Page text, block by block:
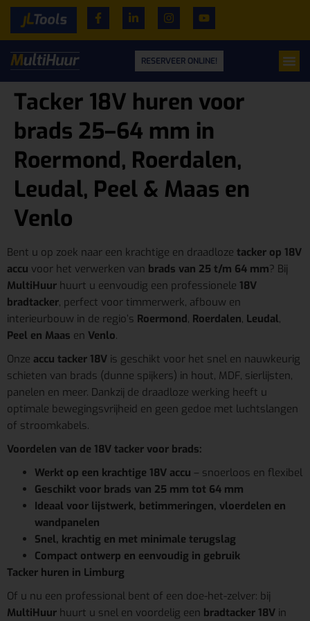
RESERVEER ONLINE!
Tacker 18V huren voor
brads 25–64 mm in
Roermond, Roerdalen,
Leudal, Peel & Maas en
Venlo
Bent u op zoek naar een krachtige en draadloze tacker op 18V
accu voor het verwerken van brads van 25 t/m 64 mm? Bij
MultiHuur huurt u eenvoudig een professionele 18V
bradtacker, perfect voor timmerwerk, afbouw en
interieurbouw in de regio’s Roermond, Roerdalen, Leudal,
Peel en Maas en Venlo.
Onze accu tacker 18V is geschikt voor het snel en nauwkeurig
schieten van brads (dunne spijkers) in hout, MDF, sierlijsten,
panelen en meer. Dankzij de draadloze werking heeft u
optimale bewegingsvrijheid en geen gedoe met luchtslangen
of stroomkabels.
Voordelen van de 18V tacker voor brads:
Werkt op een krachtige 18V accu – snoerloos en flexibel
Geschikt voor brads van 25 mm tot 64 mm
Ideaal voor lijstwerk, betimmeringen, vloerdelen en
wandpanelen
Snel, krachtig en met minimale terugslag
Compact ontwerp en eenvoudig in gebruik
Tacker huren in Limburg
Of u nu een professional bent of een doe-het-zelver: bij
MultiHuur huurt u snel en voordelig een bradtacker 18V in